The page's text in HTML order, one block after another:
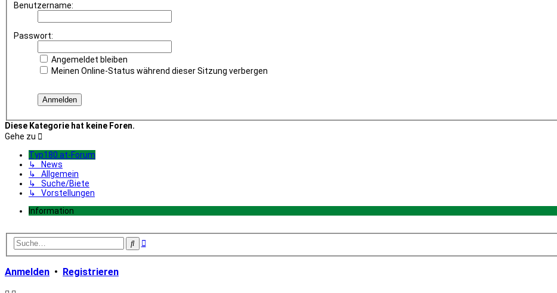
Benutzername:
Passwort:
Angemeldet bleiben
Meinen Online-Status während dieser Sitzung verbergen
Diese Kategorie hat keine Foren.
Gehe zu
Typ180.at-Forum
↳ News
↳ Allgemein
↳ Suche/Biete
↳ Vorstellungen
Information
SucheErweiterte
Anmelden • Registrieren